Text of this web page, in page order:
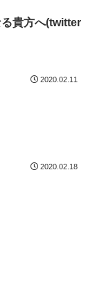
貴方へ(twitter
2020.02.11
2020.02.18